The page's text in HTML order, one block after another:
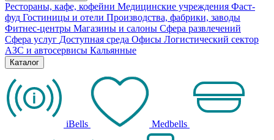
Рестораны, кафе, кофейни Медицинские учреждения Фаст-
фуд Гостиницы и отели Производства, фабрики, заводы
Фитнес-центры Магазины и салоны Сфера развлечений
Сфера услуг Доступная среда Офисы Логистический сектор
АЗС и автосервисы Кальянные
Каталог
iBells Medbells